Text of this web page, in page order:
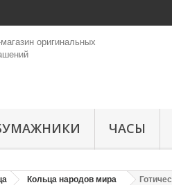
ЧАСЫ
Кольца народов мира